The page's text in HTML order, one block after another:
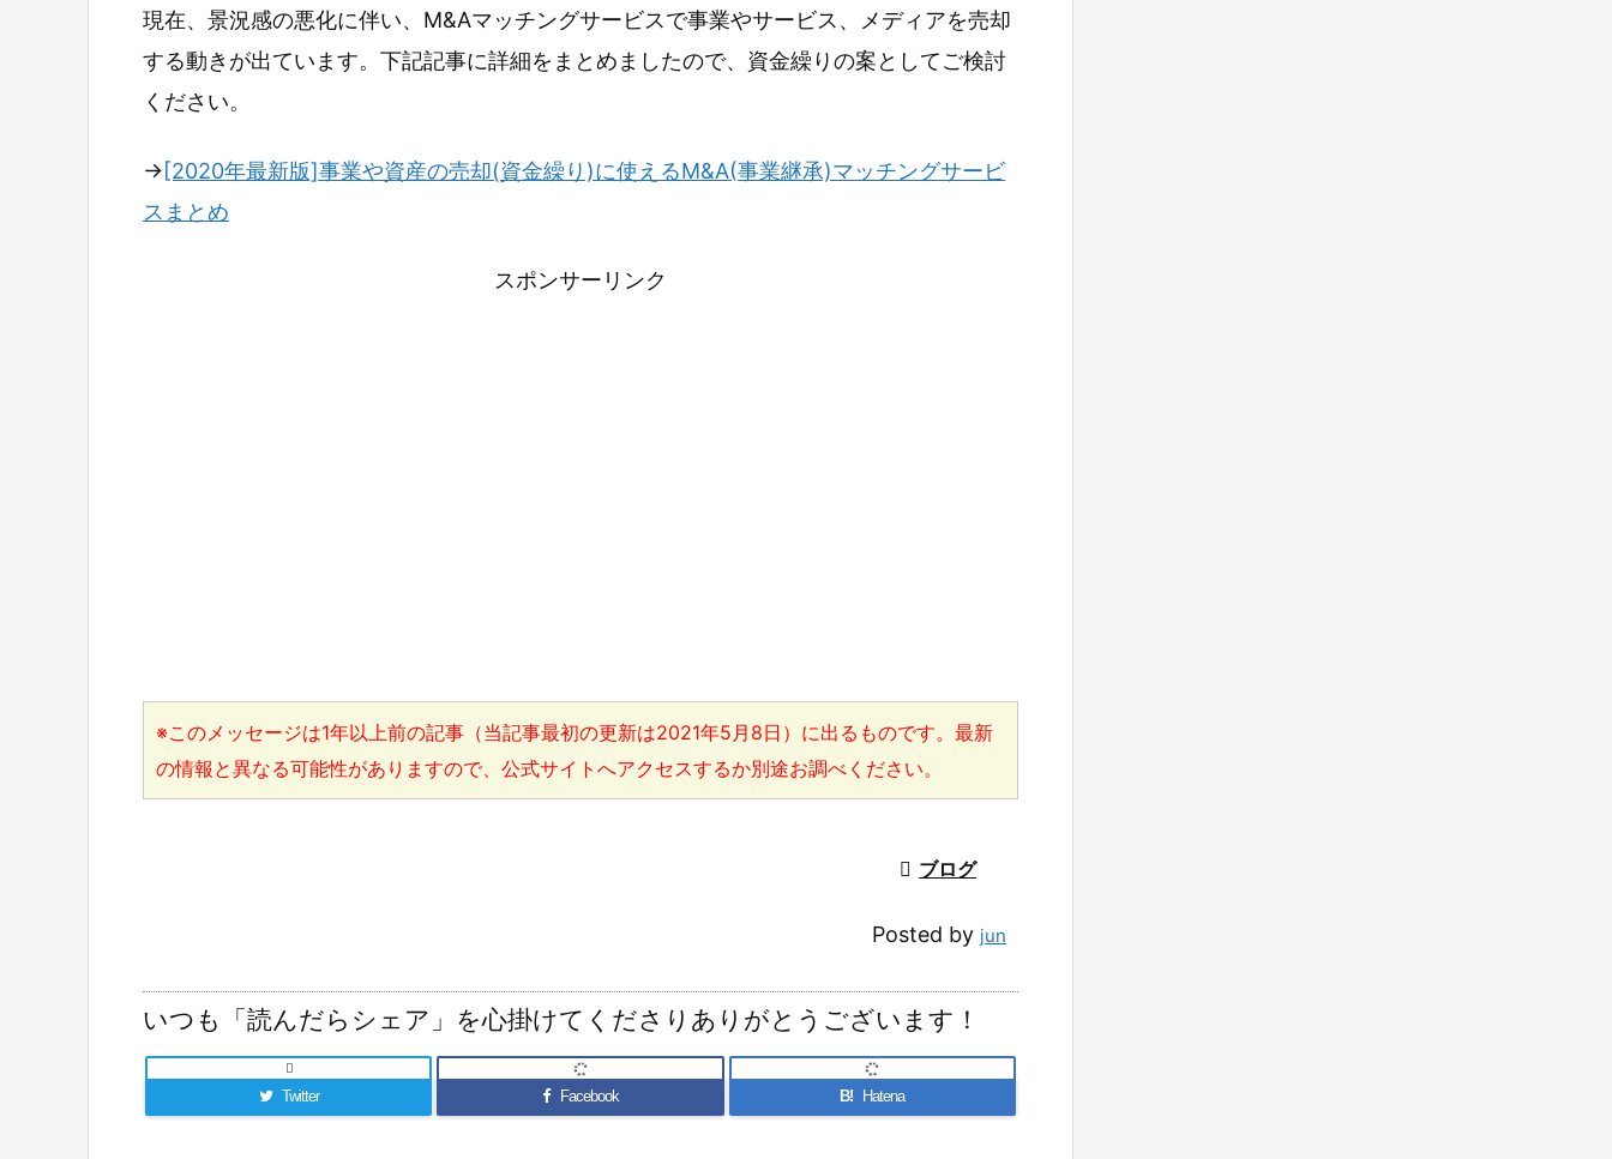
現在、景況感の悪化に伴い、M&Aマッチングサービスで事業やサービス、メディアを売却
する動きが出ています。下記記事に詳細をまとめましたので、資金繰りの案としてご検討
ください。
→[2020年最新版]事業や資産の売却(資金繰り)に使えるM&A(事業継承)マッチングサービ
スまとめ
スポンサーリンク
※このメッセージは1年以上前の記事（当記事最初の更新は2021年5月8日）に出るものです。最新
の情報と異なる可能性がありますので、公式サイトへアクセスするか別途お調べください。
 ブログ
Posted by jun
いつも「読んだらシェア」を心掛けてくださりありがとうございます！
Twitter

Facebook B! Hatena